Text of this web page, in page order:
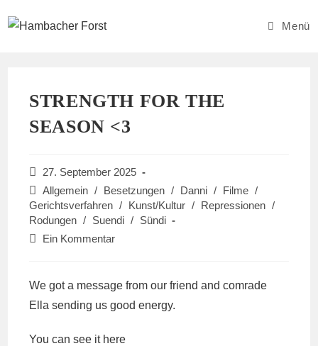
Inhalt
Menü
STRENGTH FOR THE
SEASON <3
Beitrag
veröffentlicht:
27. September 2025
Beitrags-
Kategorie:
Allgemein / Besetzungen / Danni / Filme /
Gerichtsverfahren / Kunst/Kultur / Repressionen /
Rodungen / Suendi /
Sündi
Beitrags-
Ein Kommentar
We got a message from our friend and comrade
Ella sending us good energy.
You can see it here